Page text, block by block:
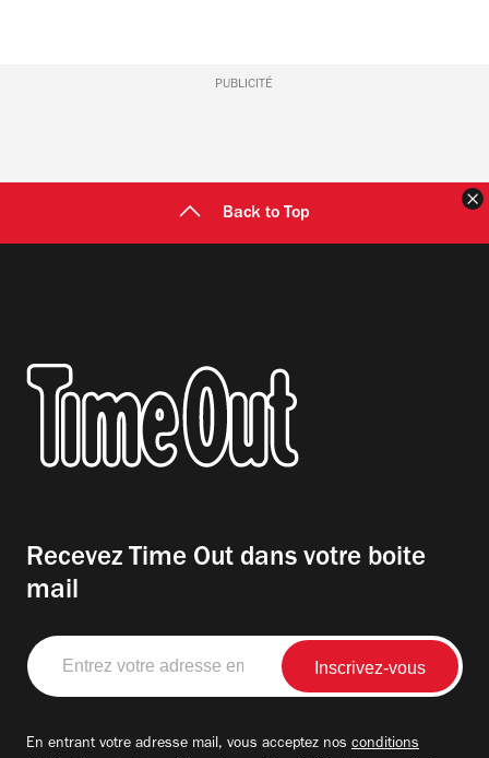
PUBLICITÉ
Back to Top
Recevez Time Out dans votre boite
mail
Entrez
votre
adresse
En entrant votre adresse mail, vous acceptez nos conditions